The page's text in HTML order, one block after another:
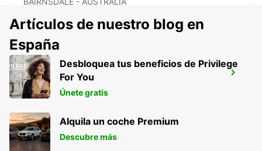
MELBOURNE DANDENONG
DANDENONG - AUSTRALIA
Artículos de nuestro blog en
España
Desbloquea tus beneficios de Privilege
For You
Únete gratis
Alquila un coche Premium
Descubre más